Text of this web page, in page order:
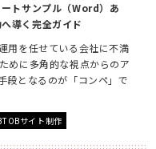
ートサンプル（Word）あ
導く完全ガイド
用を任せている会社に不満
めに多角的な視点からのア
段となるのが「コンペ」で
サイト制作